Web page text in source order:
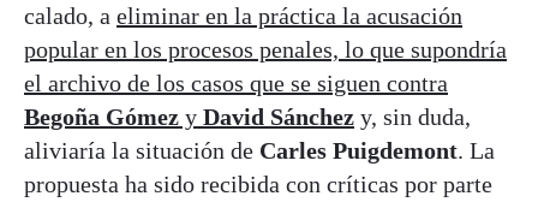
calado, a eliminar en la práctica la acusación
popular en los procesos penales, lo que supondría
el archivo de los casos que se siguen contra
Begoña Gómez y David Sánchez y, sin duda,
aliviaría la situación de Carles Puigdemont. La
propuesta ha sido recibida con críticas por parte